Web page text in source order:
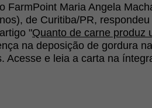
FarmPoint Maria Angela
de Curitiba/PR,
"Quanto de carne produz
na deposição de gordura
Acesse e leia a carta na